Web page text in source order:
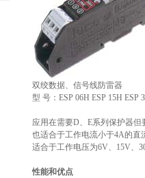
双绞数据、信号线防雷器
型 号：ESP 06H ESP 15H ESP
应用在需要D、E系列保护器
也适合于工作电流小于4A的直
适合于工作电压为6V、15V、
性能和优点